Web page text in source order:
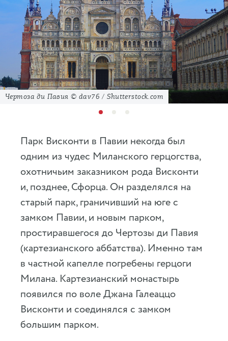
Чертоза ди Павия © dav76 / Shutterstock.com
Парк Висконти в Павии некогда был
одним из чудес Миланского герцогства,
охотничьим заказником рода Висконти
и, позднее, Сфорца. Он разделялся на
старый парк, граничивший на юге с
замком Павии, и новым парком,
простиравшегося до Чертозы ди Павия
(картезианского аббатства). Именно там
в частной капелле погребены герцоги
Милана. Картезианский монастырь
появился по воле Джана Галеаццо
Висконти и соединялся с замком
большим парком.